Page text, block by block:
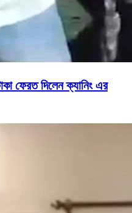
ফেরত দিলেন ক্যানিং এর